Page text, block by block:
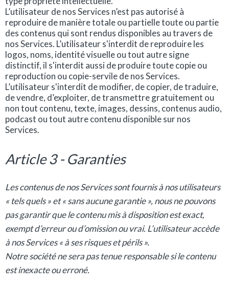
L’utilisateur de nos Services n’est pas autorisé à
reproduire de manière totale ou partielle toute ou partie
des contenus qui sont rendus disponibles au travers de
nos Services. L’utilisateur s'interdit de reproduire les
logos, noms, identité visuelle ou tout autre signe
distinctif, il s'interdit aussi de produire toute copie ou
reproduction ou copie-servile de nos Services.
L’utilisateur s'interdit de modifier, de copier, de traduire,
de vendre, d’exploiter, de transmettre gratuitement ou
non tout contenu, texte, images, dessins, contenus audio,
podcast ou tout autre contenu disponible sur nos
Services.
Article 3 - Garanties
Les contenus de nos Services sont fournis à nos utilisateurs
« tels quels » et « sans aucune garantie », nous ne pouvons
pas garantir que le contenu mis à disposition est exact,
exempt d’erreur ou d’omission ou vrai. L’utilisateur accède
à nos Services « à ses risques et périls ».
Notre société ne sera pas tenue responsable si le contenu
est inexacte ou erroné.